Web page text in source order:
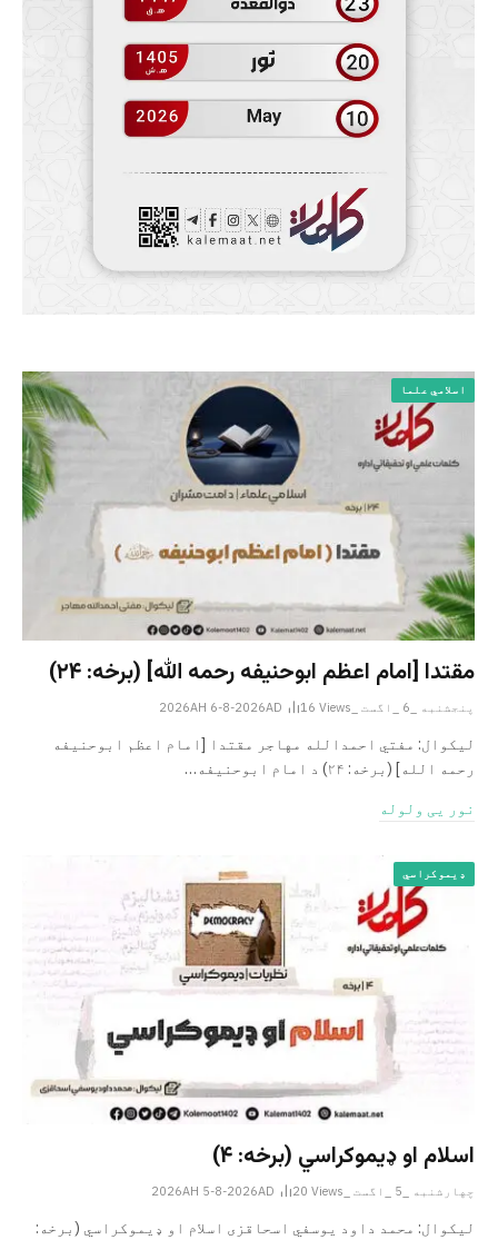
اسلامي علما
مقتدا [امام اعظم ابوحنیفه رحمه الله‎] (برخه: ۲۴)
پنجشنبه _6 _اگست _2026AH 6-8-2026AD 16 Views
لیکوال: مفتي احمدالله مهاجر مقتدا [امام اعظم ابوحنیفه
رحمه الله‎] (برخه: ۲۴) د امام ابوحنيفه…
نور یی ولوله
ډیموکراسي
اسلام او ډیموکراسي (برخه: ۴)
چهارشنبه _5 _اگست _2026AH 5-8-2026AD 20 Views
لیکوال: محمد داود یوسفي اسحاقزی اسلام او ډیموکراسي (برخه: